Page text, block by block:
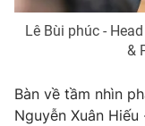
Lê Bùi phúc -
&
Bàn về tầm nhìn
Nguyễn Xuân